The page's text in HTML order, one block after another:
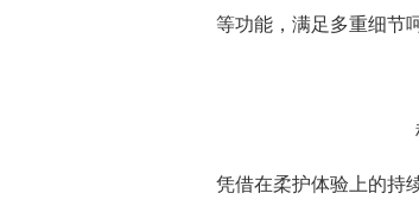
等功能，满足多重细节
凭借在柔护体验上的持